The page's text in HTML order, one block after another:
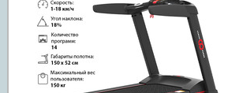
Машины смита
(3)
Свободные веса
Грифы(11)
Диски(5)